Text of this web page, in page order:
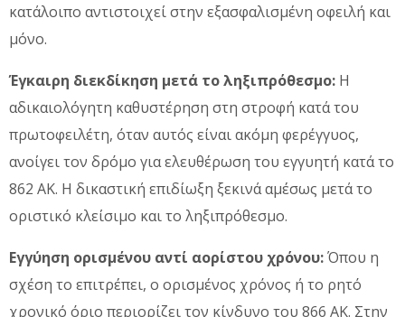
κατάλοιπο αντιστοιχεί στην εξασφαλισμένη οφειλή και
μόνο.
Έγκαιρη διεκδίκηση μετά το ληξιπρόθεσμο: Η
αδικαιολόγητη καθυστέρηση στη στροφή κατά του
πρωτοφειλέτη, όταν αυτός είναι ακόμη φερέγγυος,
ανοίγει τον δρόμο για ελευθέρωση του εγγυητή κατά το
862 ΑΚ. Η δικαστική επιδίωξη ξεκινά αμέσως μετά το
οριστικό κλείσιμο και το ληξιπρόθεσμο.
Εγγύηση ορισμένου αντί αορίστου χρόνου:Όπου η
σχέση το επιτρέπει, ο ορισμένος χρόνος ή το ρητό
χρονικό όριο περιορίζει τον κίνδυνο του 866 ΑΚ. Στην